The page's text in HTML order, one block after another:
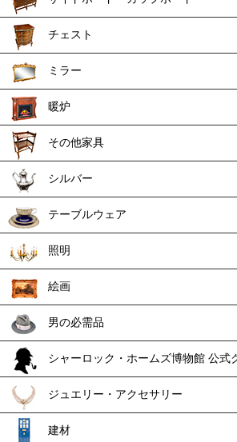
チェスト
ミラー
暖炉
その他家具
シルバー
テーブルウェア
照明
絵画
男の必需品
シャーロック・ホームズ博物館 公式
ジュエリー・アクセサリー
建材